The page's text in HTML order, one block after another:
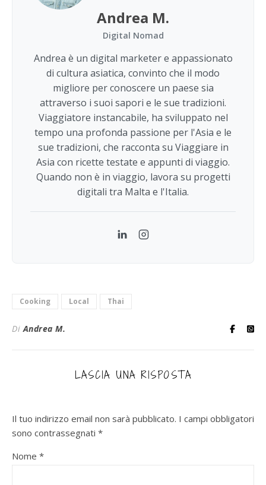
Andrea M.
Digital Nomad
Andrea è un digital marketer e appassionato
di cultura asiatica, convinto che il modo
migliore per conoscere un paese sia
attraverso i suoi sapori e le sue tradizioni.
Viaggiatore instancabile, ha sviluppato nel
tempo una profonda passione per l'Asia e le
sue tradizioni, che racconta su Viaggiare in
Asia con ricette testate e appunti di viaggio.
Quando non è in viaggio, lavora su progetti
digitali tra Malta e l'Italia.
LinkedInInstagram
Cooking Local Thai
DiAndrea M.
LASCIA UNA RISPOSTA
Il tuo indirizzo email non sarà pubblicato. I campi obbligatori
sono contrassegnati *
Nome *